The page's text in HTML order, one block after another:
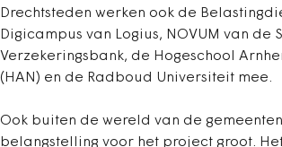
Drechtsteden werken ook de
Digicampus van Logius, NOVUM van de
Verzekeringsbank, de Hogeschool
(HAN) en de Radboud Universiteit mee.
Ook buiten de wereld van de
belangstelling voor het project groot.